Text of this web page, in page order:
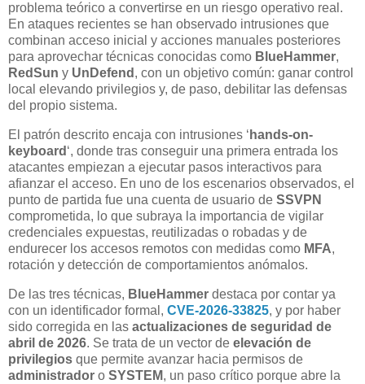
problema teórico a convertirse en un riesgo operativo real.
En ataques recientes se han observado intrusiones que
combinan acceso inicial y acciones manuales posteriores
para aprovechar técnicas conocidas como BlueHammer,
RedSun y UnDefend , con un objetivo común: ganar control
local elevando privilegios y, de paso, debilitar las defensas
del propio sistema.
El patrón descrito encaja con intrusiones ‘ hands-on-
keyboard ‘, donde tras conseguir una primera entrada los
atacantes empiezan a ejecutar pasos interactivos para
afianzar el acceso. En uno de los escenarios observados, el
punto de partida fue una cuenta de usuario de SSVPN
comprometida, lo que subraya la importancia de vigilar
credenciales expuestas, reutilizadas o robadas y de
endurecer los accesos remotos con medidas como MFA,
rotación y detección de comportamientos anómalos.
De las tres técnicas, BlueHammer destaca por contar ya
con un identificador formal, CVE-2026-33825, y por haber
sido corregida en las actualizaciones de seguridad de
abril de 2026. Se trata de un vector de elevación de
privilegios que permite avanzar hacia permisos de
administrador o SYSTEM, un paso crítico porque abre la